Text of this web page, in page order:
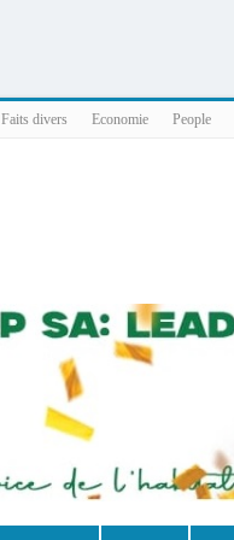
Faits divers Economie People